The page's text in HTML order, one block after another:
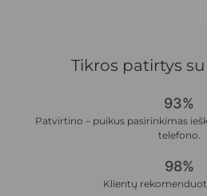
Tikros patirtys
93%
Patvirtino – puikus pasirinkimas
telefono.
98%
Klientų